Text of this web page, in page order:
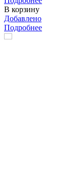
В корзину
Добавлено
Подробнее